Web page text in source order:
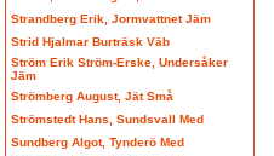
Strandberg Erik, Jormvattnet Jäm
Strid Hjalmar Burträsk Väb
Ström Erik Ström-Erske, Undersåker
Jäm
Strömberg August, Jät Små
Strömstedt Hans, Sundsvall Med
Sundberg Algot, Tynderö Med